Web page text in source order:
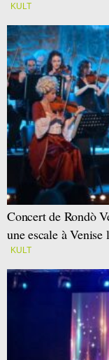
KULT
Concert de Rondò
une escale à Venise
KULT